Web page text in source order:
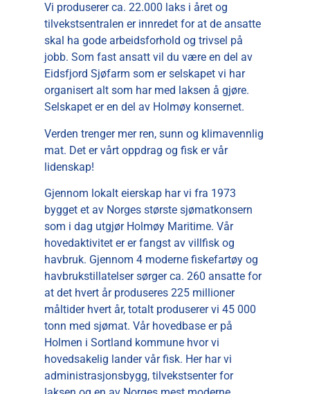
Vi produserer ca. 22.000 laks i året og
tilvekstsentralen er innredet for at de ansatte
skal ha gode arbeidsforhold og trivsel på
jobb. Som fast ansatt vil du være en del av
Eidsfjord Sjøfarm som er selskapet vi har
organisert alt som har med laksen å gjøre.
Selskapet er en del av Holmøy konsernet.
Verden trenger mer ren, sunn og klimavennlig
mat. Det er vårt oppdrag og fisk er vår
lidenskap!
Gjennom lokalt eierskap har vi fra 1973
bygget et av Norges største sjømatkonsern
som i dag utgjør Holmøy Maritime. Vår
hovedaktivitet er er fangst av villfisk og
havbruk. Gjennom 4 moderne fiskefartøy og
havbrukstillatelser sørger ca. 260 ansatte for
at det hvert år produseres 225 millioner
måltider hvert år, totalt produserer vi 45 000
tonn med sjømat. Vår hovedbase er på
Holmen i Sortland kommune hvor vi
hovedsakelig lander vår fisk. Her har vi
administrasjonsbygg, tilvekstsenter for